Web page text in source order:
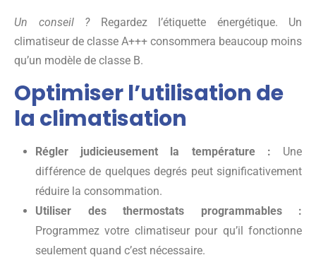
Un conseil ?Regardez l’étiquette énergétique. Un
climatiseur de classe A+++ consommera beaucoup moins
qu’un modèle de classe B.
Optimiser l’utilisation de
la climatisation
Régler judicieusement la température : Une
différence de quelques degrés peut significativement
réduire la consommation.
Utiliser des thermostats programmables :
Programmez votre climatiseur pour qu’il fonctionne
seulement quand c’est nécessaire.